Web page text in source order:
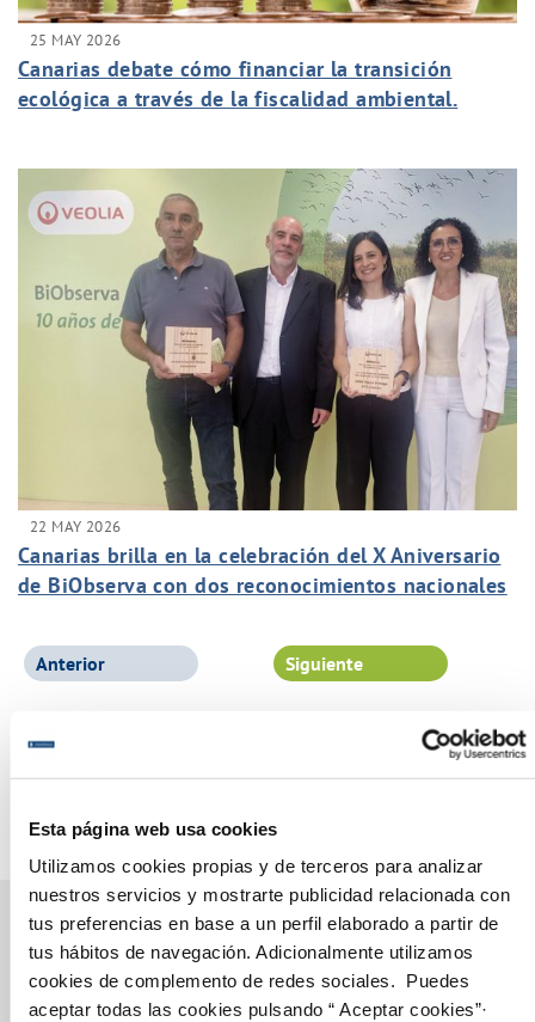
Esta página web usa cookies
Utilizamos cookies propias y de terceros para analizar
nuestros servicios y mostrarte publicidad relacionada con
tus preferencias en base a un perfil elaborado a partir de
tus hábitos de navegación. Adicionalmente utilizamos
cookies de complemento de redes sociales. Puedes
aceptar todas las cookies pulsando “ Aceptar cookies”·
25 MAY 2026
Canarias debate cómo financiar la transición
ecológica a través de la fiscalidad ambiental.
22 MAY 2026
Canarias brilla en la celebración del X Aniversario
de BiObserva con dos reconocimientos nacionales
Anterior Siguiente
Gestiones Online